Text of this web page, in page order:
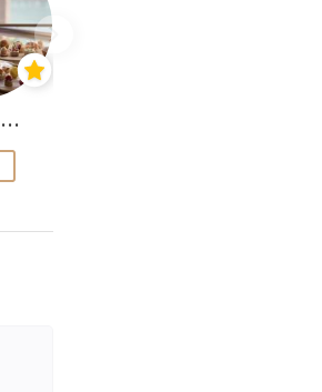
✾達芬妮•愛孩子•愛生活✾